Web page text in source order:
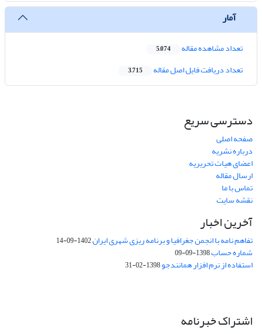
آمار
تعداد مشاهده مقاله 5,074
تعداد دریافت فایل اصل مقاله 3,715
دسترسی سریع
صفحه اصلی
درباره نشریه
اعضای هیات تحریریه
ارسال مقاله
تماس با ما
نقشه سایت
آخرین اخبار
تفاهم نامه با انجمن جغرافیا و برنامه ریزی شهری ایران1402-09-14
شماره حساب1398-09-09
استفاده از نرم افزار همانندجو1398-02-31
اشتراک خبرنامه